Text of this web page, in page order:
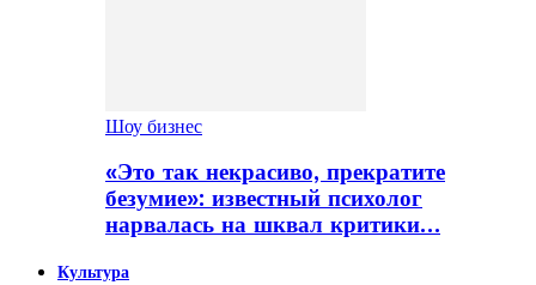
Шоу бизнес
«Это так некрасиво, прекратите
безумие»: известный психолог
нарвалась на шквал критики…
Культура